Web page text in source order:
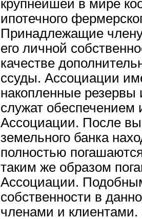
крупнейшей в мире
ипотечного
Принадлежащие
его личной
качестве
ссуды. Ассоциации
накопленные
служат обеспечением
Ассоциации. После
земельного банка
полностью
таким же образом
Ассоциации.
собственности в
членами и клиентами.